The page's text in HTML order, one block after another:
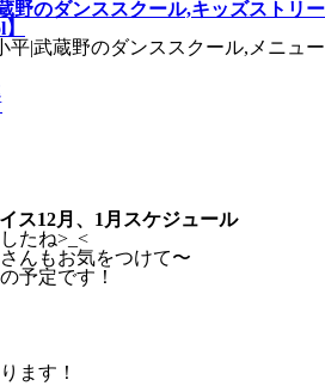
ス12月、1月スケジュール
たね>_<
んもお気をつけて〜
予定です！
ます！